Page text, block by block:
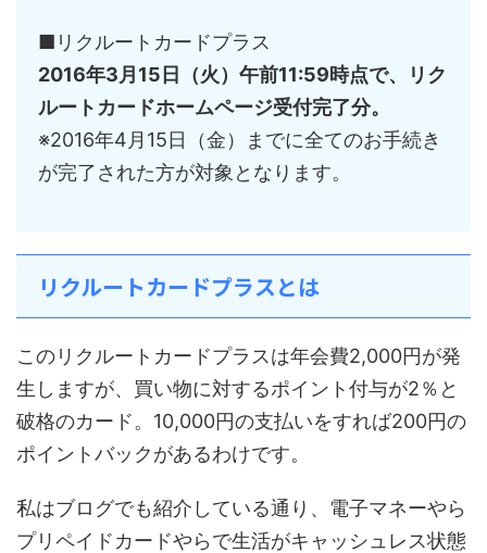
■リクルートカードプラス
2016年3月15日（火）午前11:59時点で、リク
ルートカードホームページ受付完了分。
※2016年4月15日（金）までに全てのお手続き
が完了された方が対象となります。
リクルートカードプラスとは
このリクルートカードプラスは年会費2,000円が発
生しますが、買い物に対するポイント付与が2％と
破格のカード。10,000円の支払いをすれば200円の
ポイントバックがあるわけです。
私はブログでも紹介している通り、電子マネーやら
プリペイドカードやらで生活がキャッシュレス状態